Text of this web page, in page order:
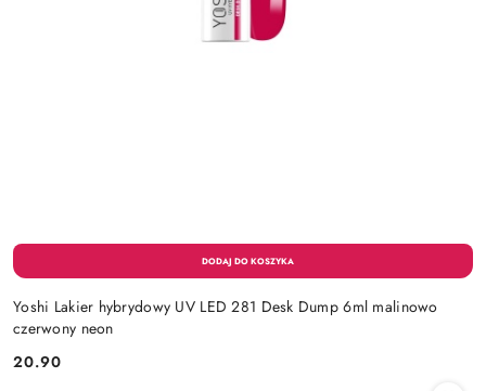
Yoshi Lakier hybrydowy UV LED 281 Desk Dump 6ml malinowo
czerwony neon
Cena:
20.90